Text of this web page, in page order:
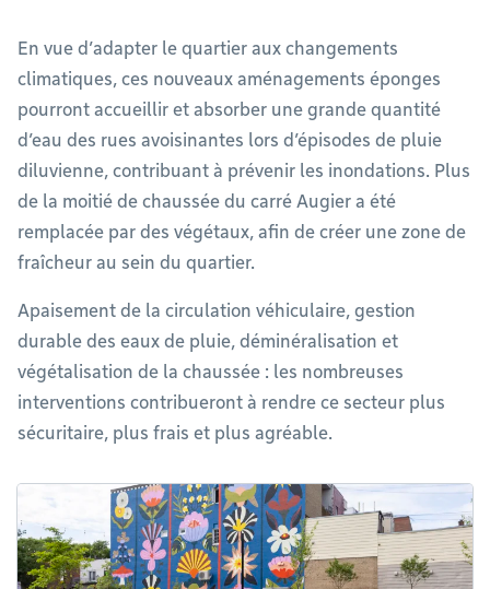
En vue d’adapter le quartier aux changements
climatiques, ces nouveaux aménagements éponges
pourront accueillir et absorber une grande quantité
d’eau des rues avoisinantes lors d’épisodes de pluie
diluvienne, contribuant à prévenir les inondations. Plus
de la moitié de chaussée du carré Augier a été
remplacée par des végétaux, afin de créer une zone de
fraîcheur au sein du quartier.
Apaisement de la circulation véhiculaire, gestion
durable des eaux de pluie, déminéralisation et
végétalisation de la chaussée : les nombreuses
interventions contribueront à rendre ce secteur plus
sécuritaire, plus frais et plus agréable.